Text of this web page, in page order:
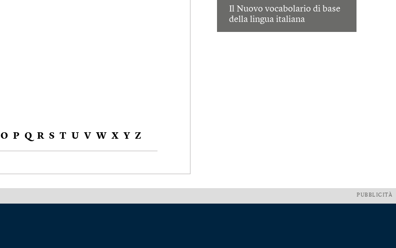
Il Nuovo vocabolario di base
della lingua italiana
O P Q R S T U V W X Y Z
PUBBLICITÀ